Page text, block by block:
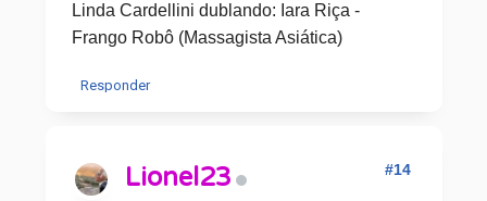
Linda Cardellini dublando: Iara Riça -
Frango Robô (Massagista Asiática)
Responder
Lionel23 #14